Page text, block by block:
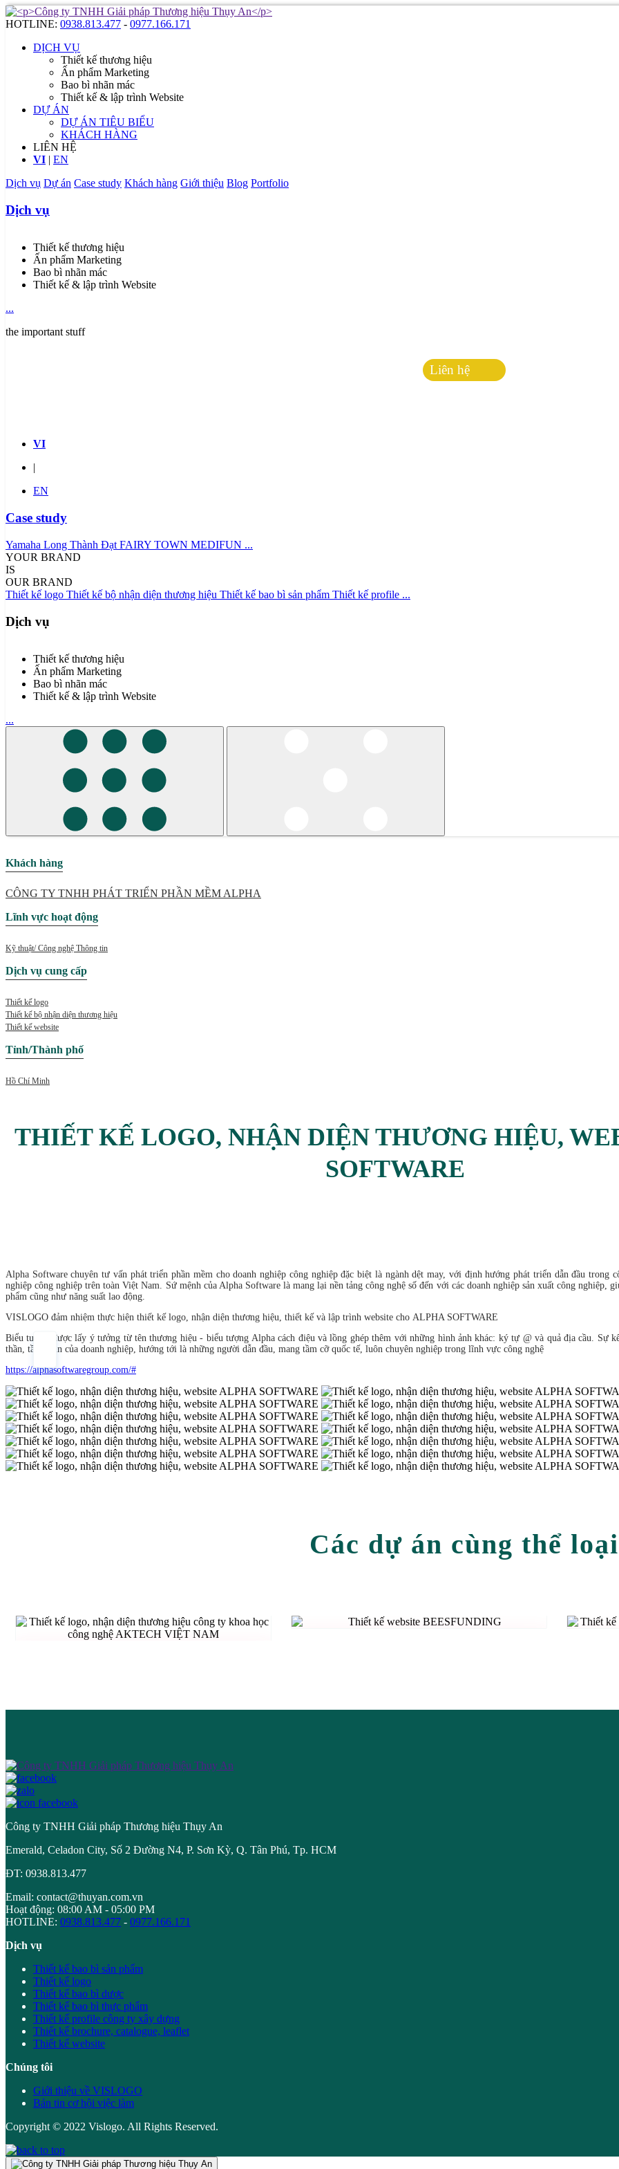
HOTLINE: 0938.813.477 - 0977.166.171
DỊCH VỤ
Thiết kế thương hiệu
Ấn phẩm Marketing
Bao bì nhãn mác
Thiết kế & lập trình Website
DỰ ÁN
DỰ ÁN TIÊU BIỂU
KHÁCH HÀNG
LIÊN HỆ
VI | EN
Dịch vụ Dự án Case study Khách hàng Giới thiệu Blog Portfolio
Dịch vụ
Thiết kế thương hiệu
Ấn phẩm Marketing
Bao bì nhãn mác
Thiết kế & lập trình Website
...
the important stuff
Liên hệ
VI
|
EN
Case study
Yamaha Long Thành Đạt FAIRY TOWN MEDIFUN ...
YOUR BRAND
IS
OUR BRAND
Thiết kế logo Thiết kế bộ nhận diện thương hiệu Thiết kế bao bì sản phẩm Thiết kế profile ...
Dịch vụ
Thiết kế thương hiệu
Ấn phẩm Marketing
Bao bì nhãn mác
Thiết kế & lập trình Website
...
Khách hàng
CÔNG TY TNHH PHÁT TRIỂN PHẦN MỀM ALPHA
Lĩnh vực hoạt động
Kỹ thuật/ Công nghệ Thông tin
Dịch vụ cung cấp
Thiết kế logo
Thiết kế bộ nhận diện thương hiệu
Thiết kế website
Tỉnh/Thành phố
Hồ Chí Minh
THIẾT KẾ LOGO, NHẬN DIỆN THƯƠNG HIỆU,
SOFTWARE
Alpha Software chuyên tư vấn phát triển phần mềm cho doanh nghiệp công nghiệp đặc biệt là ngành dệt may, với định hướng phát triển dẫn đầu trong
nghiệp công nghiệp trên toàn Việt Nam. Sứ mệnh của Alpha Software là mang lại nền tảng công nghệ số đến với các doanh nghiệp sản xuất công nghiệp,
phẩm cũng như năng suất lao động.
VISLOGO đảm nhiệm thực hiện thiết kế logo, nhận diện thương hiệu, thiết kế và lập trình website cho ALPHA SOFTWARE
Biểu tượng được lấy ý tưởng từ tên thương hiệu - biểu tượng Alpha cách điệu và lồng ghép thêm với những hình ảnh khác: ký tự @ và quả địa cầu. Sự
thần, tầm nhìn của doanh nghiệp, hướng tới là những người dẫn đầu, mang tầm cỡ quốc tế, luôn chuyên nghiệp trong lĩnh vực công nghệ
https://alphasoftwaregroup.com/#
Các dự án cùng thể loại
THIẾT KẾ WEBSITE BEESFUNDING
Công ty TNHH Giải pháp Thương hiệu Thụy An
Emerald, Celadon City, Số 2 Đường N4, P. Sơn Kỳ, Q. Tân Phú, Tp. HCM
ĐT: 0938.813.477
Email: contact@thuyan.com.vn
Hoạt động: 08:00 AM - 05:00 PM
HOTLINE: 0938.813.477 - 0977.166.171
Dịch vụ
Thiết kế bao bì sản phẩm
Thiết kế logo
Thiết kế bao bì dược
Thiết kế bao bì thực phẩm
Thiết kế profile công ty xây dựng
Thiết kế brochure, catalogue, leaflet
Thiết kế website
Chúng tôi
Giới thiệu về VISLOGO
Bản tin cơ hội việc làm
Copyright © 2022 Vislogo. All Rights Reserved.